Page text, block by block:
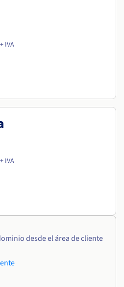
IVA
IVA
desde el área de cliente